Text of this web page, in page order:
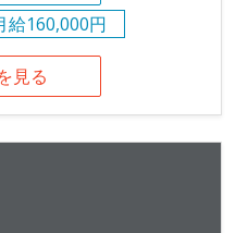
給160,000円
見る